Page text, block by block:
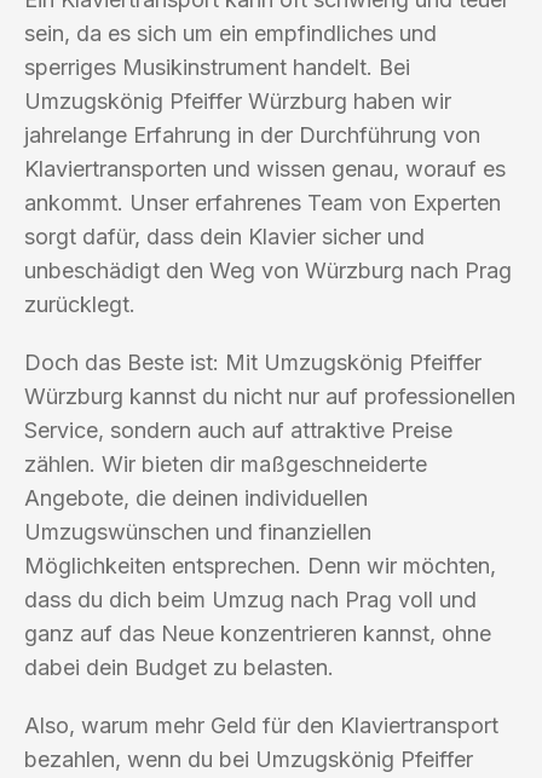
sein, da es sich um ein empfindliches und
sperriges Musikinstrument handelt. Bei
Umzugskönig Pfeiffer Würzburg haben wir
jahrelange Erfahrung in der Durchführung von
Klaviertransporten und wissen genau, worauf es
ankommt. Unser erfahrenes Team von Experten
sorgt dafür, dass dein Klavier sicher und
unbeschädigt den Weg von Würzburg nach Prag
zurücklegt.
Doch das Beste ist: Mit Umzugskönig Pfeiffer
Würzburg kannst du nicht nur auf professionellen
Service, sondern auch auf attraktive Preise
zählen. Wir bieten dir maßgeschneiderte
Angebote, die deinen individuellen
Umzugswünschen und finanziellen
Möglichkeiten entsprechen. Denn wir möchten,
dass du dich beim Umzug nach Prag voll und
ganz auf das Neue konzentrieren kannst, ohne
dabei dein Budget zu belasten.
Also, warum mehr Geld für den Klaviertransport
bezahlen, wenn du bei Umzugskönig Pfeiffer